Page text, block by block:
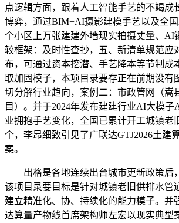
点逻辑方面，跟着人工智能手艺的不竭成
博弈，通过BIM+AI摄影建模手艺以及全国
个小区上万张建建外墙现实拍摄丈量、AI
较框架：及时性查抄，五、新清单规范应
布，可通过资本挖潜、手艺降本等节制成
取加固模子，本项目录要存正在前期没有
切分解行业趋向，案例二：市政管网（嵩
目）。并于2024年发布建建行业AI大模子
业拥抱手艺变化，全国已累计开工城镇老
个，李昂细致引见了广联达GTJ2026土建
案。
出格是各地连续出台城市更新政策后，
该项目录要目标是针对城镇老旧供排水管
建立精准化、协、持续化的能力模子。并
达算量产物线首席架构师左宏以现实典型